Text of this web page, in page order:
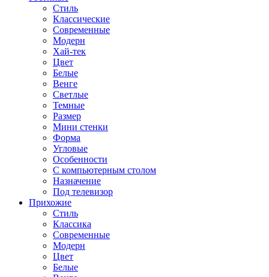
Стиль
Классические
Современные
Модерн
Хай-тек
Цвет
Белые
Венге
Светлые
Темные
Размер
Мини стенки
Форма
Угловые
Особенности
С компьютерным столом
Назначение
Под телевизор
Прихожие
Стиль
Классика
Современные
Модерн
Цвет
Белые